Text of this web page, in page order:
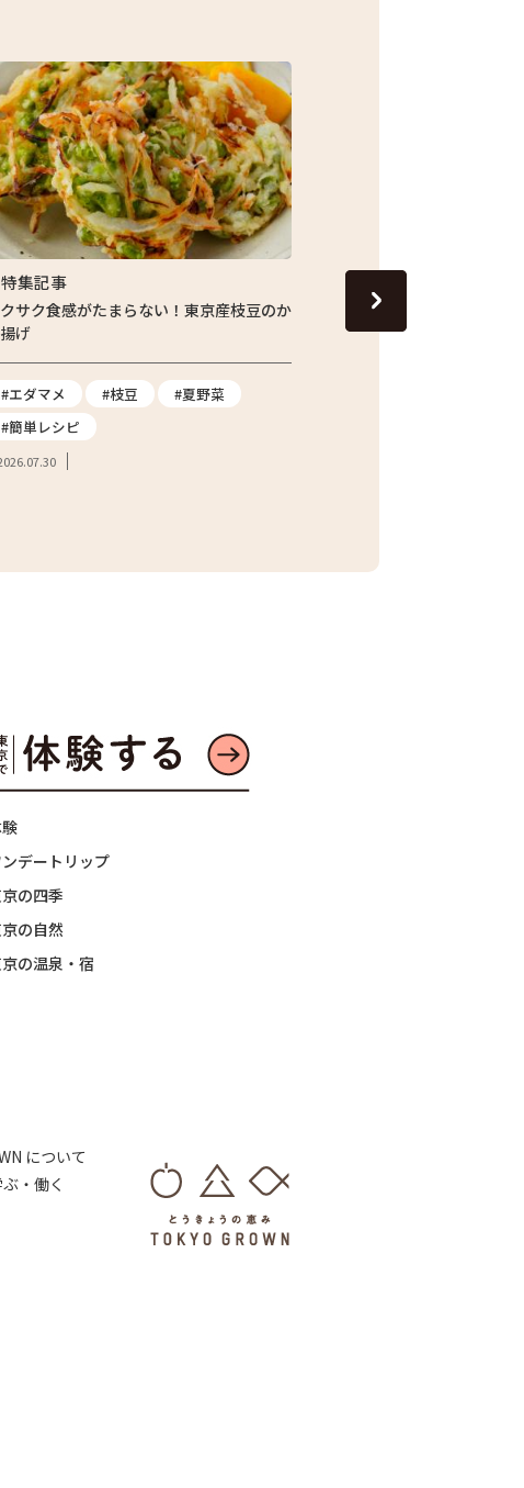
特集記事
サク食感がたまらない！東京産枝豆のか
げ
#エダマメ #枝豆
#夏野菜
#簡単レシピ
じゅわっと旬の味わい！
ナスの焼きびたし
ンデートリップ
の四季
の自然
の温泉・宿
について
・働く